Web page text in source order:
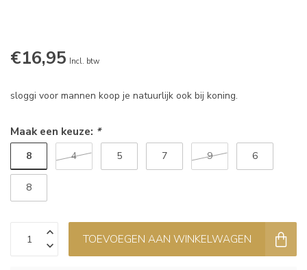
€16,95 Incl. btw
sloggi voor mannen koop je natuurlijk ook bij koning.
Maak een keuze: *
8 4 5 7 9 6
8
TOEVOEGEN AAN WINKELWAGEN